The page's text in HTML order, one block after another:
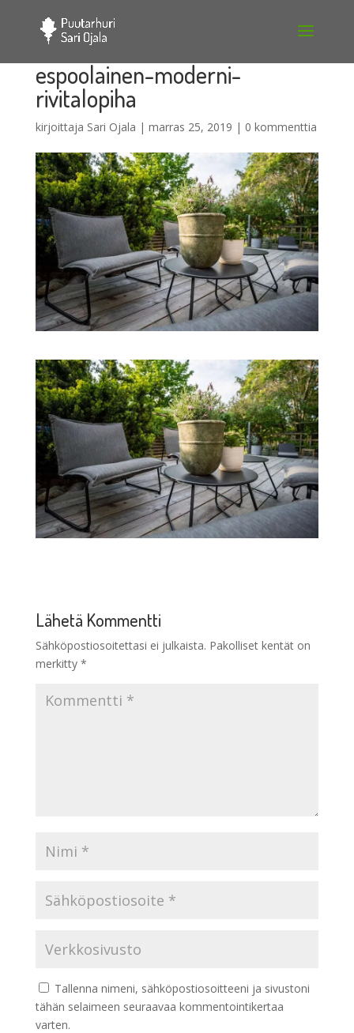
espoolainen-moderni-
rivitalopiha
kirjoittaja Sari Ojala | marras 25, 2019 | 0 kommenttia
Lähetä Kommentti
Sähköpostiosoitettasi ei julkaista. Pakolliset kentät on
merkitty *
Tallenna nimeni, sähköpostiosoitteeni ja sivustoni
tähän selaimeen seuraavaa kommentointikertaa
varten.